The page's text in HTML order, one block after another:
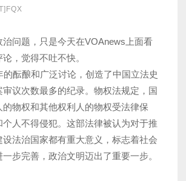
治问题，只是今天在VOAnews上面看
，觉得不吐不快。
的酝酿和广泛讨论，创造了中国立法史
议次数最多的纪录。物权法规定，国
物权和其他权利人的物权受法律保
人不得侵犯。这部法律被认为对于推
法治国家都有重大意义，标志着社会
步完善，政治文明迈出了重要一步。